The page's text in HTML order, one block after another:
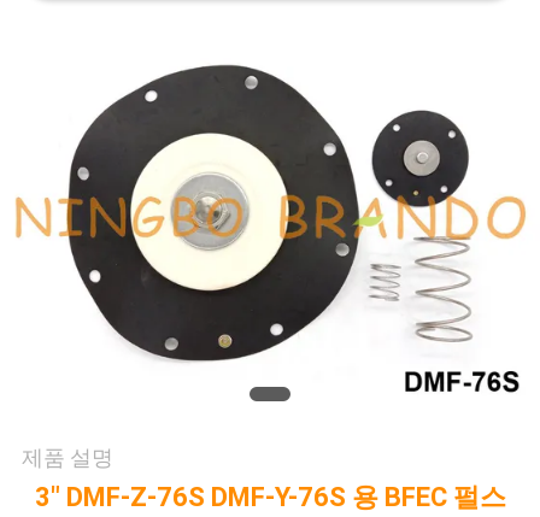
희
와
용
제품 설명
3" DMF-Z-76S DMF-Y-76S 용 BFEC 펄스